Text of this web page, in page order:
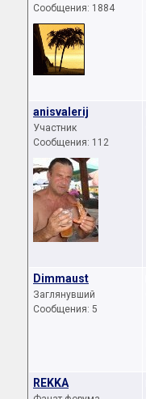
Сообщения: 1884
anisvalerij
Участник
Сообщения: 112
Dimmaust
Заглянувший
Сообщения: 5
REKKA